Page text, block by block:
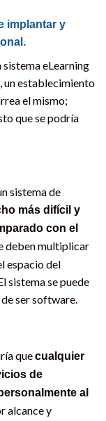
implantar y
eLearning
un establecimiento
el mismo;
que se podría
sistema de
más difícil y
con el
deben multiplicar
espacio del
sistema se puede
ser software.
quecualquier
de
al
alcance y